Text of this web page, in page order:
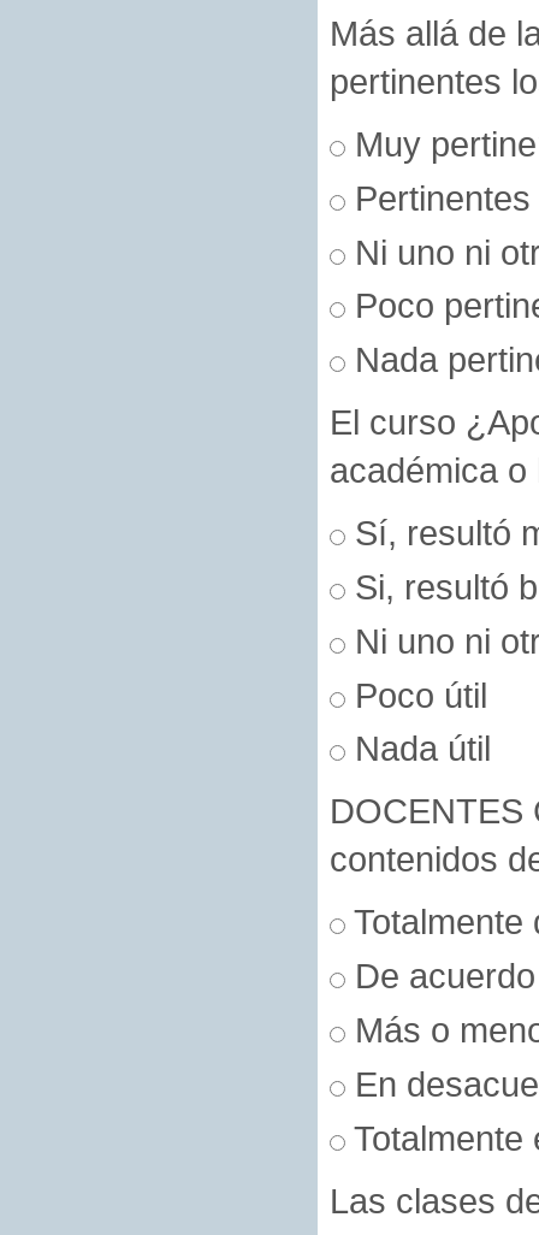
Más allá de
pertinentes
Muy
Pertinentes
Ni uno ni
Poco
Nada
El curso
académica o
Sí, resultó
Si, resultó
Ni uno ni
Poco útil
Nada útil
DOCENTES
contenidos
Totalmente
De acuerdo
Más o
En
Totalmente
Las clases